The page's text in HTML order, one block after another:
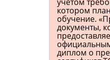
котором
обучение.
документы,
диплом о